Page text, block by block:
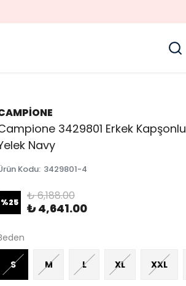
3429801 Erkek Kapşonlu
Navy
Kodu: 3429801-4
%25 ₺ 6,188.00
₺ 4,641.00
S M L XL XXL